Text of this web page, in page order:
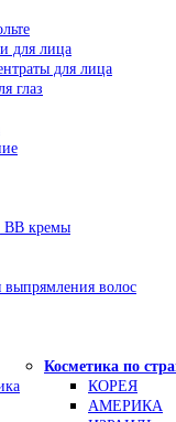
для лица
для лица
глаз
кремы
выпрямления волос
Косметика по
КОРЕЯ
АМЕРИКА